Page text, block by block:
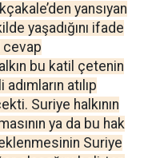
yansıyan
yaşadığını ifade
cevap
bu katil çetenin
atılıp
Suriye halkının
ya da bu hak
Suriye